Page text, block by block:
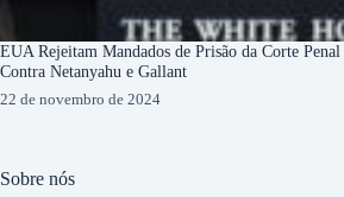
EUA Rejeitam Mandados de Prisão da Corte
Contra Netanyahu e Gallant
22 de novembro de 2024
Sobre nós